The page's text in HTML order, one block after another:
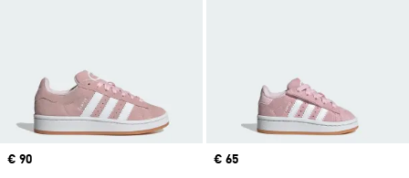
Price
€ 90
Price
€ 65